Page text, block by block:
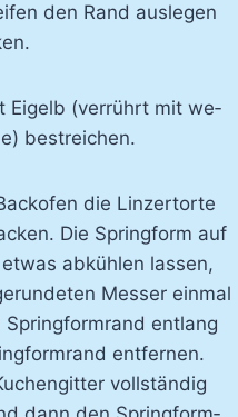
den Rand aus­le­gen
Ei­gelb (ver­rührt mit we­
be­strei­chen.
die Lin­zer­tor­te
Die Spring­form auf
ab­küh­len las­sen,
Mes­ser ein­mal
ent­lang
ent­fer­nen.
voll­stän­dig